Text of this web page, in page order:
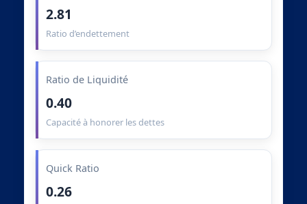
2.81
Ratio d’endettement
Ratio de Liquidité
0.40
Capacité à honorer les dettes
Quick Ratio
0.26